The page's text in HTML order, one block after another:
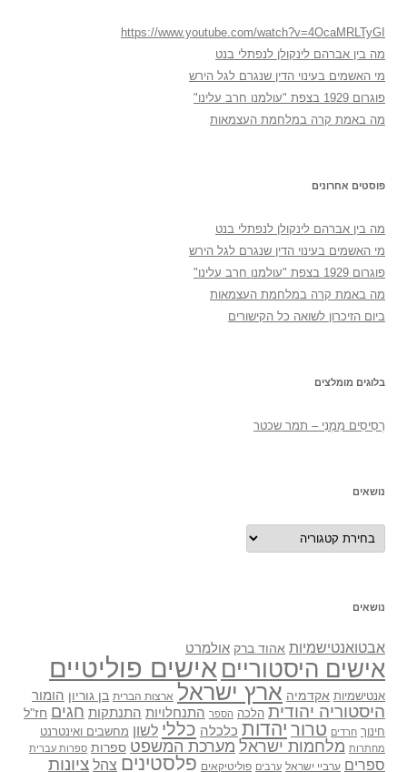
https://www.youtube.com/watch?v=4OcaMRLTyGI
מה בין אברהם לינקולן לנפתלי בנט
מי האשמים בעינוי הדין שנגרם לגל הירש
פוגרום 1929 בצפת "עולמנו חרב עלינו"
מה באמת קרה במלחמת העצמאות
פוסטים אחרונים
מה בין אברהם לינקולן לנפתלי בנט
מי האשמים בעינוי הדין שנגרם לגל הירש
פוגרום 1929 בצפת "עולמנו חרב עלינו"
מה באמת קרה במלחמת העצמאות
ביום הזיכרון לשואה כל הקישורים
בלוגים מומלצים
רְסִיסִים מִמֶנִי – תמר שכטר
נושאים
נושאים
נושאים
אבטואנטישמיות אהוד ברק אולמרט
אישים היסטוריים אישים פוליטיים
אנטישמיות אקדמיה ארץ ישראל ארצות הברית בן גוריון הומור
היסטוריה יהודית הלכה הספר התנחלויות התנתקות חגים חז"ל
חינוך חרדים טרור יהדות כלכלה כללי לשון מחשבים ואינטרנט
מחתרות מלחמות ישראל מערכת המשפט ספרות ספרות עברית
ספרים ערביי ישראל ערבים פוליטיקאים פלסטינים צהל ציונות